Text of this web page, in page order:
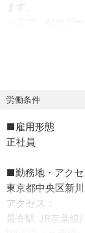
ます。
従来のセキュリ
ZenmuTech は、
面から挑んでいま
データを 「盗ま
て、 セキュリテ
目指しています。
また、2014 年の
合研究所(産総研)
労働条件
■雇用形態
正社員
■勤務地・アクセ
東京都中央区新
アクセス：
最寄駅 JR京葉線